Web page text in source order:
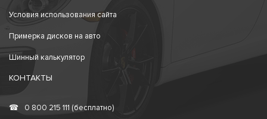
Условия использования сайта
Примерка дисков на авто
Шинный калькулятор
КОНТАКТЫ
☎ 0 800 215 111 (бесплатно)